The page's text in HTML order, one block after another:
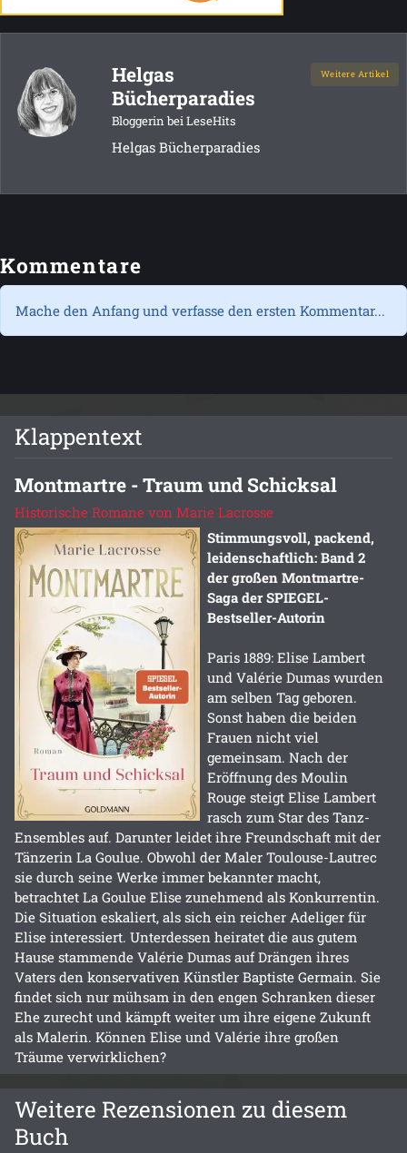
Helgas
Bücherparadies
Bloggerin bei LeseHits
Weitere Artikel
Helgas Bücherparadies
Kommentare
Mache den Anfang und verfasse den ersten Kommentar...
Klappentext
Montmartre - Traum und Schicksal
Historische Romane von Marie Lacrosse
Stimmungsvoll, packend,
leidenschaftlich: Band 2
der großen Montmartre-
Saga der SPIEGEL-
Bestseller-Autorin
Paris 1889: Elise Lambert
und Valérie Dumas wurden
am selben Tag geboren.
Sonst haben die beiden
Frauen nicht viel
gemeinsam. Nach der
Eröffnung des Moulin
Rouge steigt Elise Lambert
rasch zum Star des Tanz-
Ensembles auf. Darunter leidet ihre Freundschaft mit der
Tänzerin La Goulue. Obwohl der Maler Toulouse-Lautrec
sie durch seine Werke immer bekannter macht,
betrachtet La Goulue Elise zunehmend als Konkurrentin.
Die Situation eskaliert, als sich ein reicher Adeliger für
Elise interessiert. Unterdessen heiratet die aus gutem
Hause stammende Valérie Dumas auf Drängen ihres
Vaters den konservativen Künstler Baptiste Germain. Sie
findet sich nur mühsam in den engen Schranken dieser
Ehe zurecht und kämpft weiter um ihre eigene Zukunft
als Malerin. Können Elise und Valérie ihre großen
Träume verwirklichen?
Weitere Rezensionen zu diesem
Buch